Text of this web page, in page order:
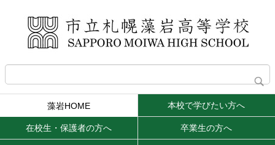
藻岩HOME 本校で学びたい方へ
在校生・保護者の方へ 卒業生の方へ